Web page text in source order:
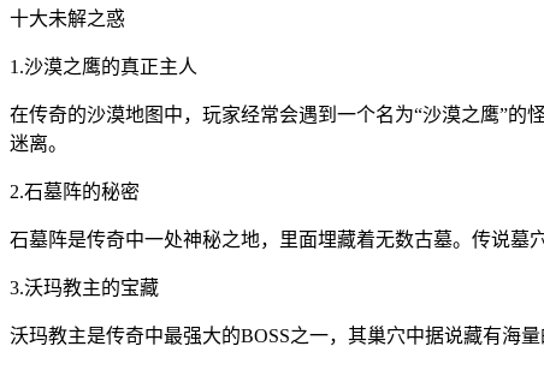
十大未解之惑
1.沙漠之鹰的真正主人
在传奇的沙漠地图中，玩家经常会遇到一个名为“沙漠之鹰”
迷离。
2.石墓阵的秘密
石墓阵是传奇中一处神秘之地，里面埋藏着无数古墓。传说墓
3.沃玛教主的宝藏
沃玛教主是传奇中最强大的BOSS之一，其巢穴中据说藏有海